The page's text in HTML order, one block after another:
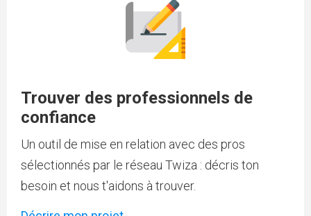
Trouver des professionnels de
confiance
Un outil de mise en relation avec des pros
sélectionnés par le réseau Twiza : décris ton
besoin et nous t'aidons à trouver.